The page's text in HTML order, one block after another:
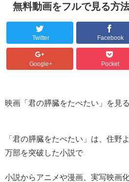
無料動画をフルで見る方法
Twitter Facebook
Google+ Pocket
映画「君の膵臓をたべたい」を見
「君の膵臓をたべたい」は、住野
万部を突破した小説で
小説からアニメや漫画、実写映画